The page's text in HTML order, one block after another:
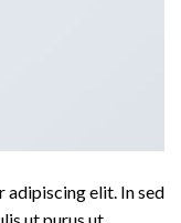
adipiscing elit. In sed